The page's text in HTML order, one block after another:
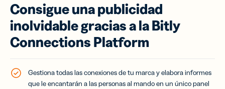
Consigue una publicidad
inolvidable gracias a la Bitly
Connections Platform
Gestiona todas las conexiones de tu marca y elabora informes
que le encantarán a las personas al mando en un único panel